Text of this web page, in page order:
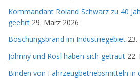
Kommandant Roland Schwarz zu 40
geehrt 29. März 2026
Böschungsbrand im Industriegebiet 23.
Johnny und Rosl haben sich getraut 22.
Binden von Fahrzeugbetriebsmitteln in